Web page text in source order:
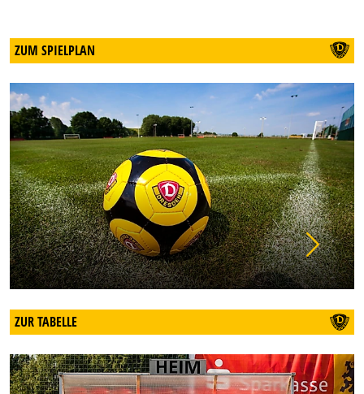
ZUM SPIELPLAN
ZUR TABELLE